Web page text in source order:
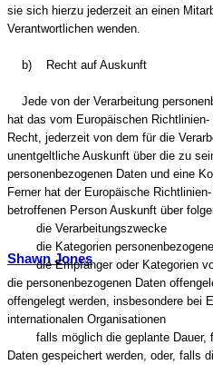
Shawn Jones
sie sich hierzu jederzeit an einen
Verantwortlichen wenden.
b) Recht auf Auskunft
Jede von der Verarbeitung
hat das vom Europäischen Richtlinien-
Recht, jederzeit von dem für die
unentgeltliche Auskunft über die zu
personenbezogenen Daten und eine
Ferner hat der Europäische
betroffenen Person Auskunft über
die Verarbeitungszwecke
die Kategorien
die Empfänger oder Kategorien
die personenbezogenen Daten
offengelegt werden, insbesondere bei
internationalen Organisationen
falls möglich die geplante Dauer,
Daten gespeichert werden, oder, falls